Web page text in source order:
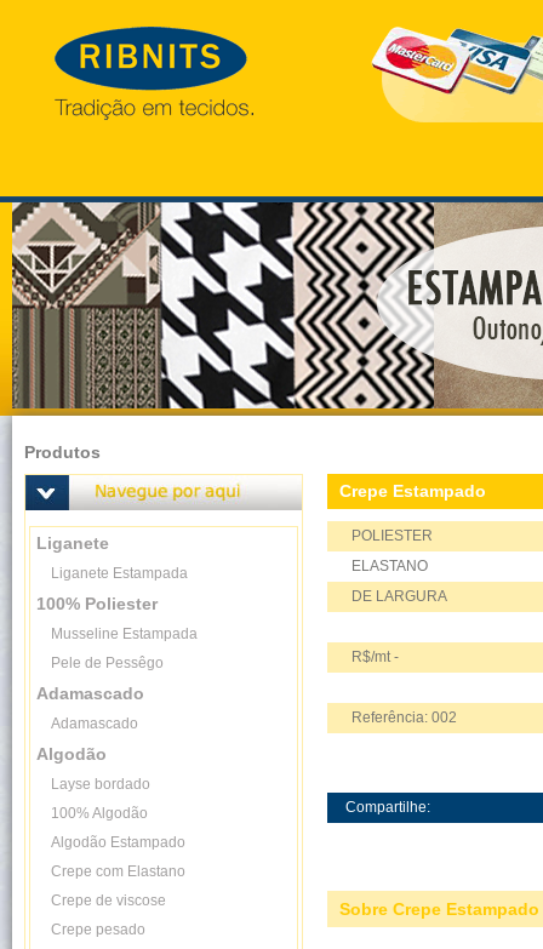
Produtos
Liganete
Liganete Estampada
100% Poliester
Musseline Estampada
Pele de Pessêgo
Adamascado
Adamascado
Algodão
Layse bordado
100% Algodão
Algodão Estampado
Crepe com Elastano
Crepe de viscose
Crepe pesado
Crepe Estampado
POLIESTER
ELASTANO
DE LARGURA
R$/mt -
Referência: 002
Compartilhe:
Sobre Crepe Estampado